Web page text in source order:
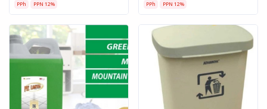
PPh PPN 12% PPh PPN 12%